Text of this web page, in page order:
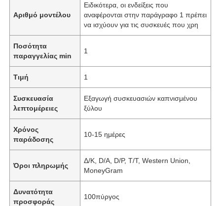
Αριθμό μοντέλου
Ειδικότερα, οι ενδείξεις που
αναφέρονται στην παράγραφο 1 πρέπει
να ισχύουν για τις συσκευές που χρη
Ποσότητα
παραγγελίας min
1
Τιμή 1
Συσκευασία
λεπτομέρειες
Εξαγωγή συσκευασιών καπνισμένου
ξύλου
Χρόνος
παράδοσης
10-15 ημέρες
Όροι πληρωμής
Δ/Κ, D/Α, D/P, T/T, Western Union,
MoneyGram
Δυνατότητα
προσφοράς
100πύργος